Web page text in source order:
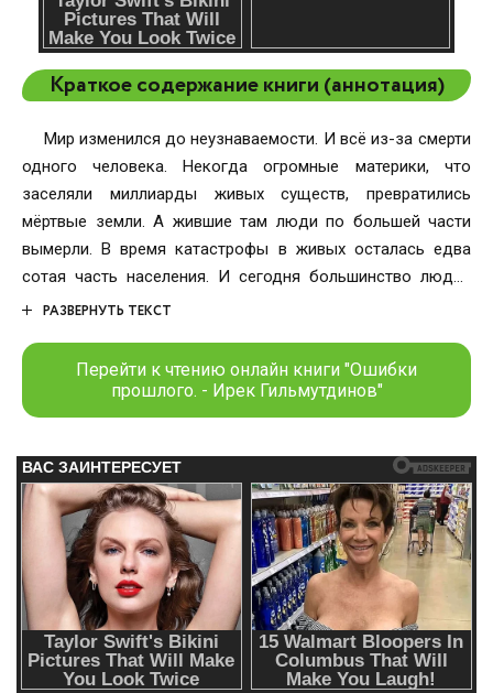
Краткое содержание книги (аннотация)
Мир изменился до неузнаваемости. И всё из-за смерти
одного человека. Некогда огромные материки, что
заселяли миллиарды живых существ, превратились
мёртвые земли. А жившие там люди по большей части
вымерли. В время катастрофы в живых осталась едва
сотая часть населения. И сегодня большинство людей
проживает на южном и самом большом материке —
пригодная для жизни земля. Остальная часть выживших
поселилась на ближайших к нему островах, коих в мире
стало несметное количество. В мире помимо Африки
уступающих размерами оному. Но это не точно. Жизни на
них не было, а посещать их дураков не так много, а те,
что умудрились попасть туда и вернуться, в большинстве
своём умирали от болезней в страшных муках. Правда,
это мало кого останавливало. А потому всегда
находились те, кого манили богатства, хранящиеся в
запретных землях.
РАЗВЕРНУТЬ ТЕКСТ
Перейти к чтению онлайн книги "Ошибки
прошлого. - Ирек Гильмутдинов"